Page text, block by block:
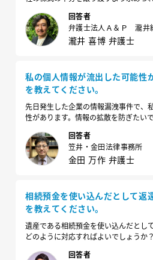
回答者
弁護士法人Ａ＆Ｐ 瀧井
瀧井 喜博 弁護士
私の個人情報が流出した可能性
を教えてください。
先日発生した企業の情報漏洩事件で、
性があります。情報の拡散を防ぎたい
いでしょうか？回答者
笠井・金田法律事務所
金田 万作 弁護士
相続預金を使い込んだとして返
を教えてください。
遺産である相続預金を使い込んだとし
どのように対応すればよいでしょうか？
回答者